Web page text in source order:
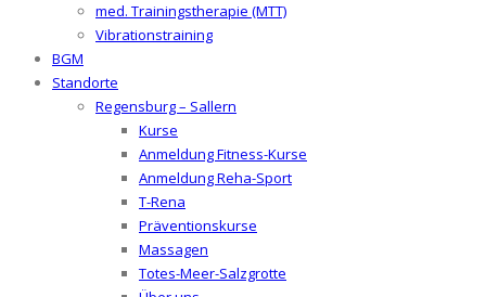
med. Trainingstherapie (MTT)
Vibrationstraining
BGM
Standorte
Regensburg – Sallern
Kurse
Anmeldung Fitness-Kurse
Anmeldung Reha-Sport
T-Rena
Präventionskurse
Massagen
Totes-Meer-Salzgrotte